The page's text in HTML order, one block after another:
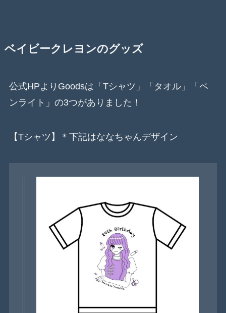
ベイビークレヨンのグッズ
公式HPよりGoodsは「Tシャツ」「タオル」「ペ
ンライト」の3つがありました！
【Tシャツ】＊下記はななちゃんデザイン